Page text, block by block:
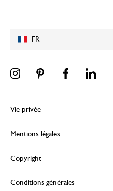
FR
Vie privée
Mentions légales
Copyright
Conditions générales